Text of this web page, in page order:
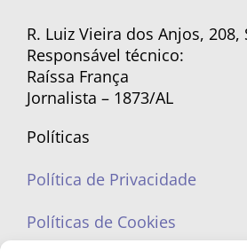
R. Luiz Vieira dos Anjos,
Responsável técnico:
Raíssa França
Jornalista – 1873/AL
Políticas
Política de Privacidade
Políticas de Cookies